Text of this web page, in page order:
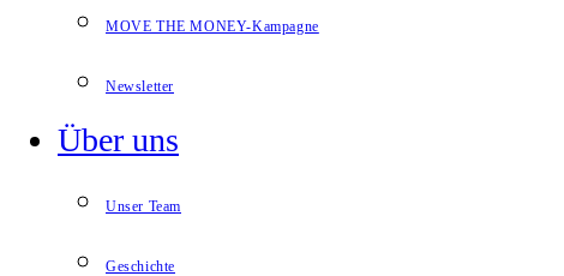
MOVE THE MONEY-Kampagne
Newsletter
Über uns
Unser Team
Geschichte